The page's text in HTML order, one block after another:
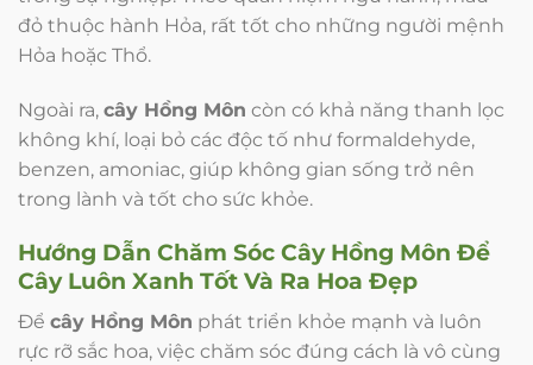
đỏ thuộc hành Hỏa, rất tốt cho những người mệnh
Hỏa hoặc Thổ.
Ngoài ra, cây Hồng Môn còn có khả năng thanh lọc
không khí, loại bỏ các độc tố như formaldehyde,
benzen, amoniac, giúp không gian sống trở nên
trong lành và tốt cho sức khỏe.
Hướng Dẫn Chăm Sóc Cây Hồng Môn Để
Cây Luôn Xanh Tốt Và Ra Hoa Đẹp
Để cây Hồng Môn phát triển khỏe mạnh và luôn
rực rỡ sắc hoa, việc chăm sóc đúng cách là vô cùng